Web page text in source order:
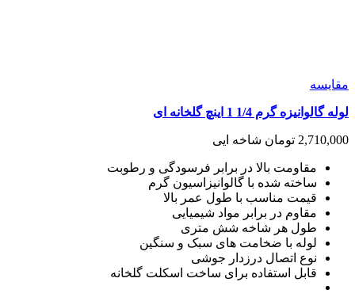
مقايسه
لوله گالوانیزه گرم 1/4 1 اینچ گلخانه ای
2,710,000 تومان شاخه ایی
مقاومت بالا در برابر فرسودگی و رطوبت
ساخته شده با گالوانیزاسیون گرم
قیمت مناسب با طول عمر بالا
مقاوم در برابر مواد شیمیایی
طول هر شاخه شش متری
لوله با ضخامت های سبک و سنگین
نوع اتصال درزدار جوشی
قابل استفاده برای ساخت اسکلت گلخانه